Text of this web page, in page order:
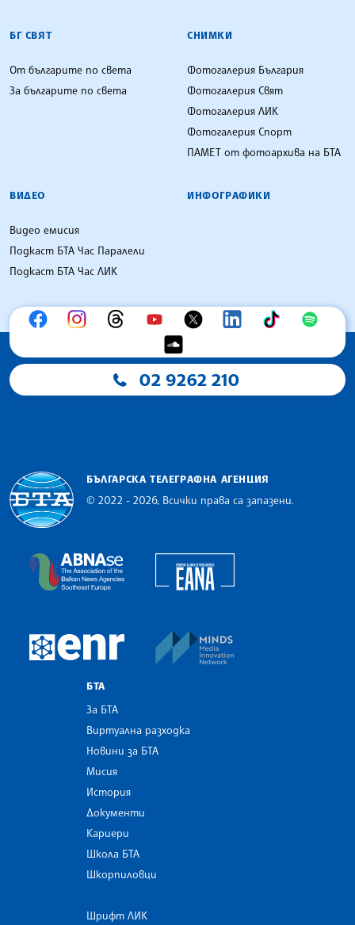
БГ СВЯТ
От българите по света
За българите по света
СНИМКИ
Фотогалерия България
Фотогалерия Свят
Фотогалерия ЛИК
Фотогалерия Спорт
ПАМЕТ от фотоархива на БТА
ВИДЕО
Видео емисия
Подкаст БТА Час Паралели
Подкаст БТА Час ЛИК
ИНФОГРАФИКИ
02 9262 210
БЪЛГАРСКА ТЕЛЕГРАФНА АГЕНЦИЯ
© 2022 - 2026, Всички права са запазени.
The Assocoation of the Balkan News Agencies
European Newsroom
БТА
За БТА
Виртуална разходка
Новини за БТА
Мисия
История
Документи
Кариери
Школа БТА
Шкорпиловци
Шрифт ЛИК